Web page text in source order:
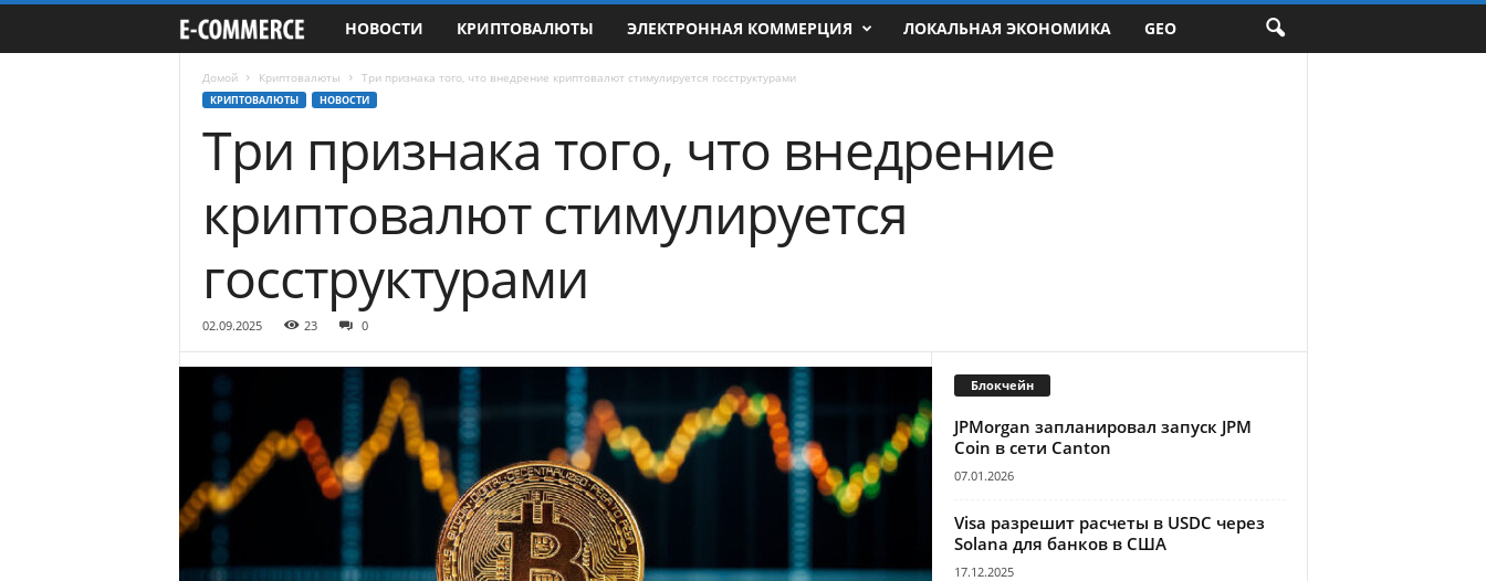
-
o
m
r
e
НОВОСТИ КРИПТОВАЛЮТЫ ЭЛЕКТРОННАЯ КОММЕРЦИЯ ЛОКАЛЬНАЯ ЭКОНОМИКА GEO
Домой Криптовалюты Три признака того, что внедрение криптовалют стимулируется госструктурами
КРИПТОВАЛЮТЫ НОВОСТИ
Три признака того, что внедрение
криптовалют стимулируется
госструктурами
02.09.2025 23 0
Блокчейн
JPMorgan запланировал запуск JPM
Coin в сети Canton
07.01.2026
Visa разрешит расчеты в USDC через
Solana для банков в США
17.12.2025